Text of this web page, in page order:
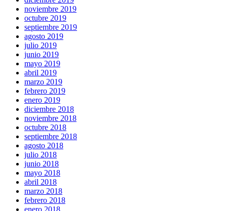
noviembre 2019
octubre 2019
septiembre 2019
agosto 2019
julio 2019
junio 2019
mayo 2019
abril 2019
marzo 2019
febrero 2019
enero 2019
diciembre 2018
noviembre 2018
octubre 2018
septiembre 2018
agosto 2018
julio 2018
junio 2018
mayo 2018
abril 2018
marzo 2018
febrero 2018